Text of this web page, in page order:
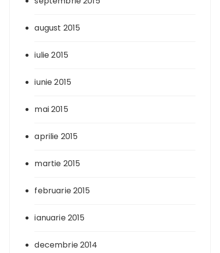
august 2015
iulie 2015
iunie 2015
mai 2015
aprilie 2015
martie 2015
februarie 2015
ianuarie 2015
decembrie 2014